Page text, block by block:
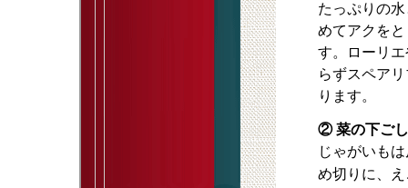
たっぷりの
めてアクを
す。ローリ
らずスペア
ります。
② 菜の下ご
じゃがいも
め切りに、